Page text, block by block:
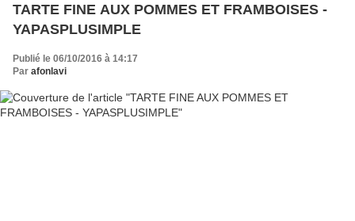
TARTE FINE AUX POMMES ET FRAMBOISES -
YAPASPLUSIMPLE
Publié le 06/10/2016 à 14:17
Par afonlavi